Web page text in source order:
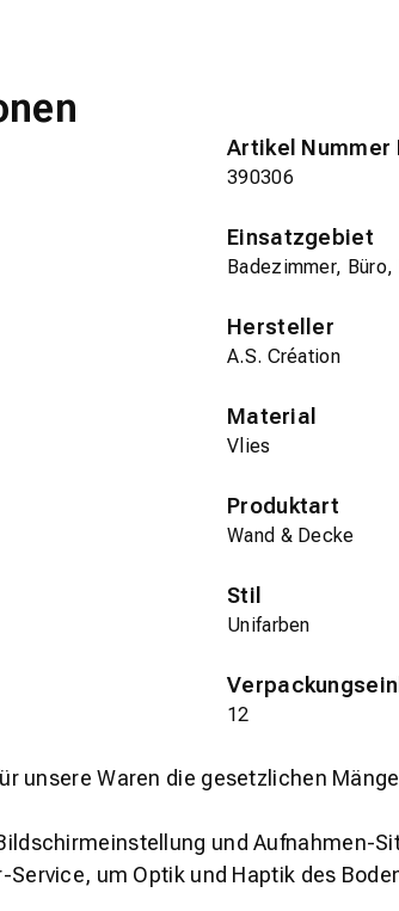
Artikel Nummer
390306
Einsatzgebiet
Badezimmer,
Hersteller
A.S. Création
Material
Vlies
Produktart
Wand & Decke
Stil
Unifarben
12
unsere Waren die gesetzlichen
und Aufnahmen-
um Optik und Haptik des